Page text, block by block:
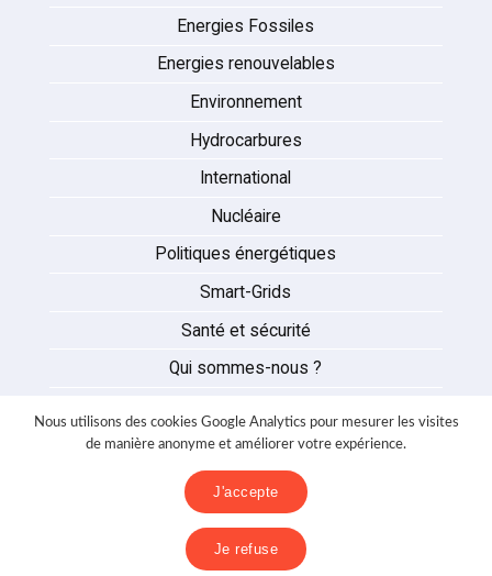
Energies Fossiles
Energies renouvelables
Environnement
Hydrocarbures
International
Nucléaire
Politiques énergétiques
Smart-Grids
Santé et sécurité
Qui sommes-nous ?
Partenaires
Nous contacter
Politique de confidentialité
Nous utilisons des cookies Google Analytics pour mesurer les visites
de manière anonyme et améliorer votre expérience.
J'accepte
Je refuse